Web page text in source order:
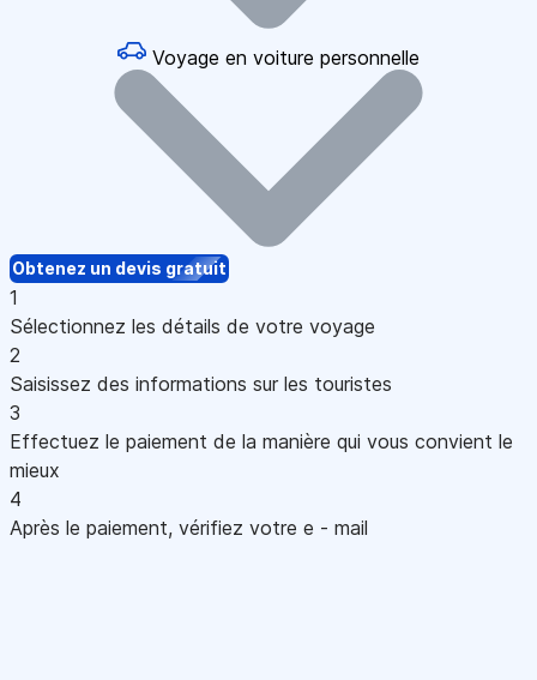
Voyage en voiture personnelle
Obtenez un devis gratuit
1
Sélectionnez les détails de votre voyage
2
Saisissez des informations sur les touristes
3
Effectuez le paiement de la manière qui vous convient le
mieux
4
Après le paiement, vérifiez votre e - mail